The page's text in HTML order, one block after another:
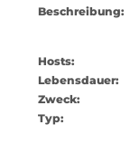
Beschreibung:
Hosts:
Lebensdauer:
Zweck:
Typ: